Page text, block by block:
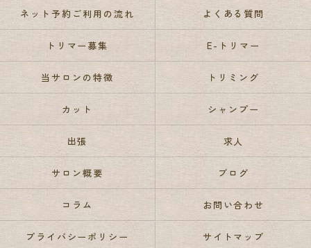
ネット予約ご利用の流れ よくある質問
トリマー募集 E-トリマー
当サロンの特徴 トリミング
カット シャンプー
出張 求人
サロン概要 ブログ
コラム お問い合わせ
プライバシーポリシー サイトマップ